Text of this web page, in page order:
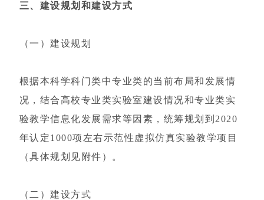
三、建设规划和建设方式
（一）建设规划
根据本科学科门类中专业类的当前布局和发展情
况，结合高校专业类实验室建设情况和专业类实
验教学信息化发展需求等因素，统筹规划到2020
年认定1000项左右示范性虚拟仿真实验教学项目
（具体规划见附件）。
（二）建设方式